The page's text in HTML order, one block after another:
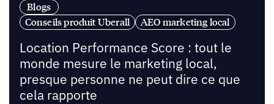
Blogs
Conseils produit Uberall
AEO marketing local
Location Performance Score : tout le
monde mesure le marketing local,
presque personne ne peut dire ce que
cela rapporte